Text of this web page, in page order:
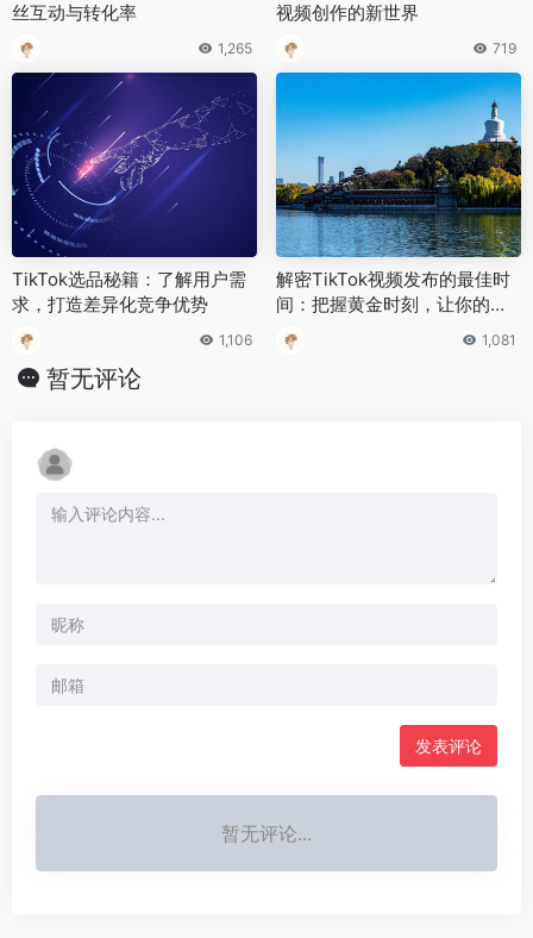
丝互动与转化率
1,265
视频创作的新世界
719
TikTok选品秘籍：了解用户需
求，打造差异化竞争优势
1,106
解密TikTok视频发布的最佳时
间：把握黄金时刻，让你的视
频爆红！
1,081
暂无评论
发表评论
暂无评论...